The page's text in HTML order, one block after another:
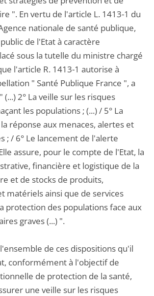
". En vertu de l'article L. 1413-1 du
nationale de santé publique,
de l'Etat à caractère
sous la tutelle du ministre chargé
l'article R. 1413-1 autorise à
" Santé Publique France ", a
2° La veille sur les risques
les populations ; (...) / 5° La
réponse aux menaces, alertes et
; / 6° Le lancement de l'alerte
assure, pour le compte de l'Etat, la
financière et logistique de la
et de stocks de produits,
matériels ainsi que de services
protection des populations face aux
graves (...) ".
de ces dispositions qu'il
conformément à l'objectif de
de protection de la santé,
une veille sur les risques